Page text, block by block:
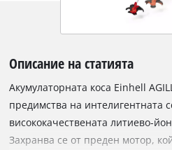
Описание на статията
Акумулаторната коса Einhell
предимства на интелигентната
висококачествената литиево-
Захранва се от преден мотор,